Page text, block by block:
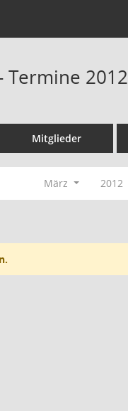
Termine 2012
Mitglieder
März 2012